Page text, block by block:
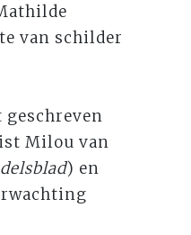
van schilder
geschreven
Milou van
) en